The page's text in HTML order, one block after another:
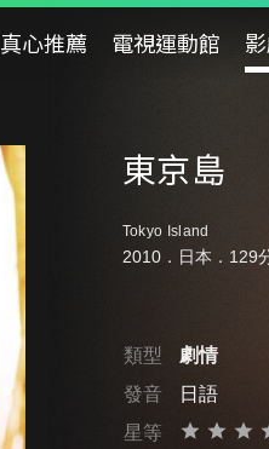
真心推薦 電視運動館
東京島
Tokyo Island
2010．日本．129
類型
劇情
發音
日語
星等